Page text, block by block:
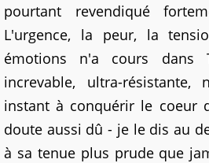
pourtant revendiqué
L'urgence, la peur, la
émotions n'a cours dans
increvable, ultra-
instant à conquérir le coeur
doute aussi dû - je le dis au
à sa tenue plus prude que